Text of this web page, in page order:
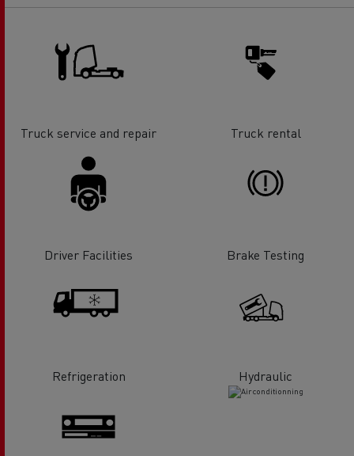
Truck service and repair Truck rental
Driver Facilities Brake Testing
Refrigeration Hydraulic